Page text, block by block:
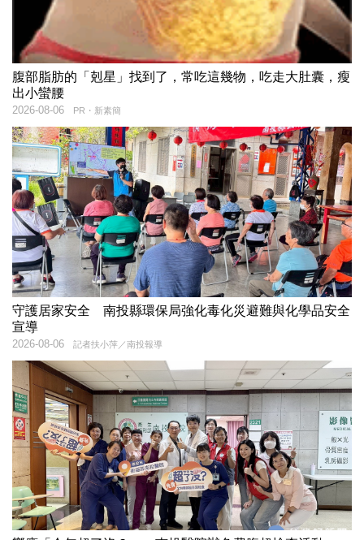
腹部脂肪的「剋星」找到了，常吃這幾物，吃走大肚囊，瘦
出小蠻腰
PR・新素簡
2026-08-06
守護居家安全 南投縣環保局強化毒化災避難與化學品安全
宣導
記者扶小萍／南投報導
2026-08-06